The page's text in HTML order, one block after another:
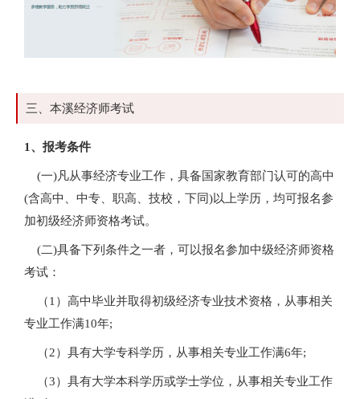
三、本溪经济师考试
1、报考条件
(一)凡从事经济专业工作，具备国家教育部门认可的高中
(含高中、中专、职高、技校，下同)以上学历，均可报名参
加初级经济师资格考试。
(二)具备下列条件之一者，可以报名参加中级经济师资格
考试：
（1）高中毕业并取得初级经济专业技术资格，从事相关
专业工作满10年;
（2）具有大学专科学历，从事相关专业工作满6年;
（3）具有大学本科学历或学士学位，从事相关专业工作